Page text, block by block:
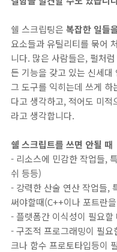
쉘 스크립팅은 복잡한 일들
요소들과 유틸리티를 묶어
니다. 많은 사람들은, 펄처
든 기능을 갖고 있는 신세
그 도구를 익히는데 쓰게
다고 생각하고, 적어도 미
라고 생각합니다.
쉘 스크립트를 쓰면 안될 때
- 리소스에 민감한 작업들,
쉬 등등)
- 강력한 산술 연산 작업들,
써야할때(C++이나 포트란
- 플랫폼간 이식성이 필요할
- 구조적 프로그래밍이 필
크나 함수 프로토타입등이